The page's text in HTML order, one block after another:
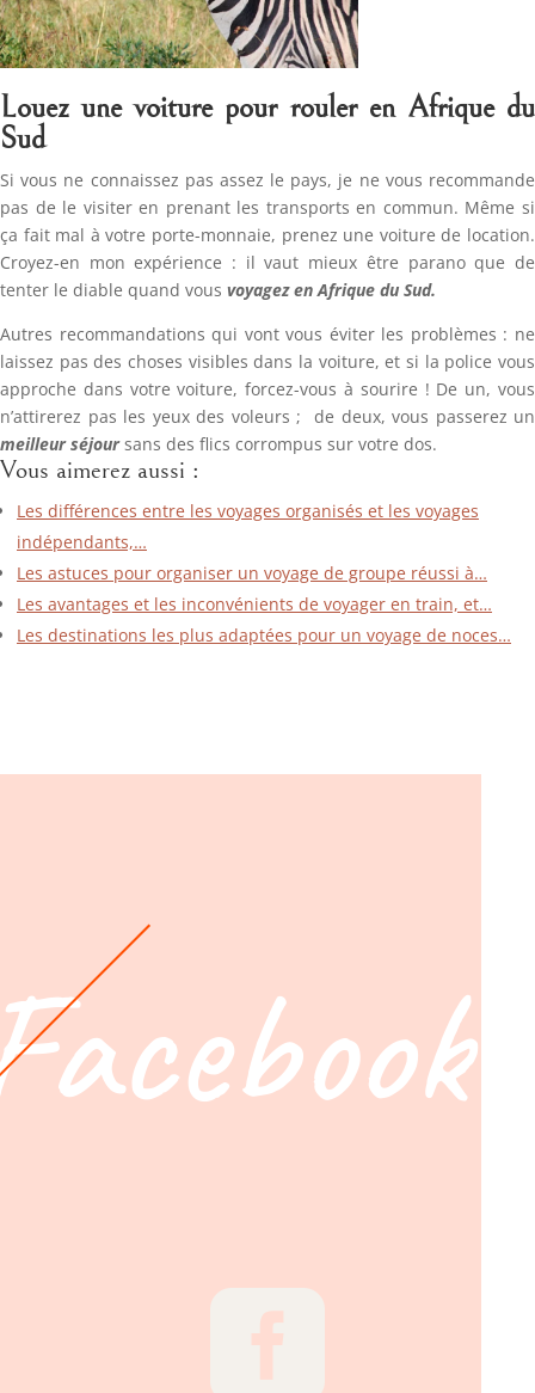
Louez une voiture pour rouler en Afrique du
Sud
Si vous ne connaissez pas assez le pays, je ne vous recommande
pas de le visiter en prenant les transports en commun. Même si
ça fait mal à votre porte-monnaie, prenez une voiture de location.
Croyez-en mon expérience : il vaut mieux être parano que de
tenter le diable quand vous voyagez en Afrique du Sud.
Autres recommandations qui vont vous éviter les problèmes : ne
laissez pas des choses visibles dans la voiture, et si la police vous
approche dans votre voiture, forcez-vous à sourire ! De un, vous
n’attirerez pas les yeux des voleurs ; de deux, vous passerez un
meilleur séjoursans des flics corrompus sur votre dos.
Vous aimerez aussi :
Les différences entre les voyages organisés et les voyages
indépendants,…
Les astuces pour organiser un voyage de groupe réussi à…
Les avantages et les inconvénients de voyager en train, et…
Les destinations les plus adaptées pour un voyage de noces…
